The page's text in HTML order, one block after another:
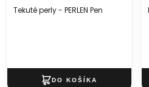
Tekuté perly - PERLEN Pen